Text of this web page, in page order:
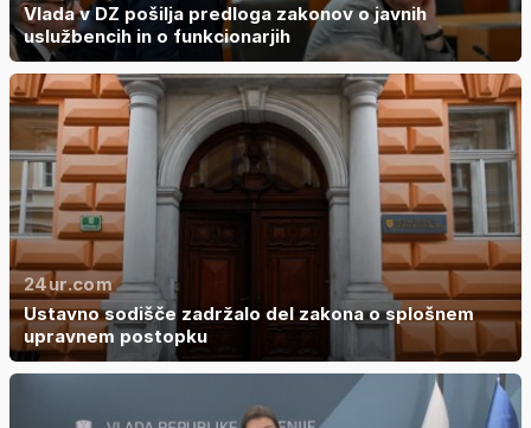
Vlada v DZ pošilja predloga zakonov o javnih
uslužbencih in o funkcionarjih
24ur.com
Ustavno sodišče zadržalo del zakona o splošnem
upravnem postopku